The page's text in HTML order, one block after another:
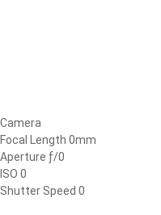
Camera
Focal Length 0mm
Aperture ƒ/0
ISO 0
Shutter Speed 0